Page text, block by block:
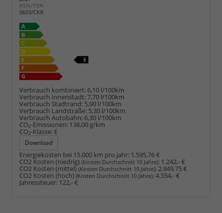
HSN/TSN
0603/CKR
Verbrauch kombiniert: 6,10 l/100km
Verbrauch Innenstadt:7,70 l/100km
Verbrauch Stadtrand: 5,90 l/100km
Verbrauch Landstraße: 5,30 l/100km
Verbrauch Autobahn: 6,30 l/100km
CO2-Emissionen: 138,00 g/km
CO2-Klasse: E
Download
Energiekosten bei 15.000 km pro Jahr: 1.595,76 €
CO2 Kosten (niedrig) (Kosten Durchschnitt 10 Jahre): 1.242,- €
CO2 Kosten (mittel) (Kosten Durchschnitt 10 Jahre):2.949,75 €
CO2 Kosten (hoch) (Kosten Durchschnitt 10 Jahre):4.554,- €
Jahressteuer: 122,- €